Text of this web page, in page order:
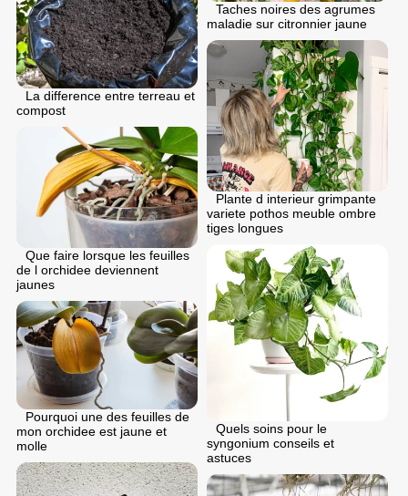
Taches noires des agrumes
maladie sur citronnier jaune
La difference entre terreau et
compost
Plante d interieur grimpante
variete pothos meuble ombre
tiges longues
Que faire lorsque les feuilles
de l orchidee deviennent
jaunes
Quels soins pour le
syngonium conseils et
astuces
Pourquoi une des feuilles de
mon orchidee est jaune et
molle